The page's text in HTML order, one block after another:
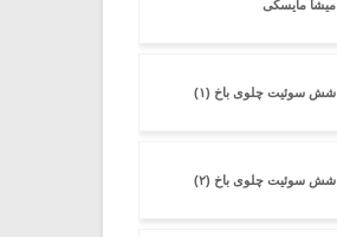
میشا مایسکی
شش سوئیت چلوی باخ (۱)
شش سوئیت چلوی باخ (۲)